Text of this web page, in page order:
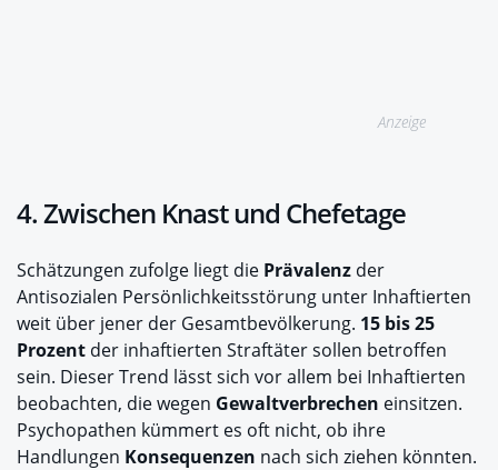
Anzeige
4. Zwischen Knast und Chefetage
Schätzungen zufolge liegt die Prävalenz der
Antisozialen Persönlichkeitsstörung unter Inhaftierten
weit über jener der Gesamtbevölkerung. 15 bis 25
Prozent der inhaftierten Straftäter sollen betroffen
sein. Dieser Trend lässt sich vor allem bei Inhaftierten
beobachten, die wegen Gewaltverbrechen einsitzen.
Psychopathen kümmert es oft nicht, ob ihre
Handlungen Konsequenzen nach sich ziehen könnten.